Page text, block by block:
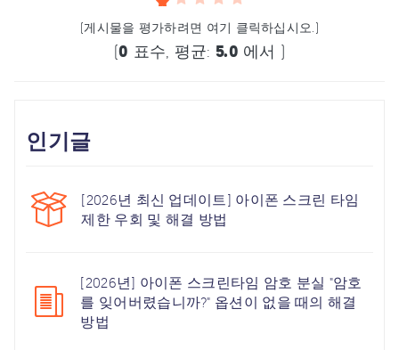
(게시물을 평가하려면 여기 클릭하십시오.)
(0 표수, 평균: 5.0 에서 )
인기글
[2026년 최신 업데이트] 아이폰 스크린 타임
제한 우회 및 해결 방법
[2026년] 아이폰 스크린타임 암호 분실 "암호
를 잊어버렸습니까?" 옵션이 없을 때의 해결
방법